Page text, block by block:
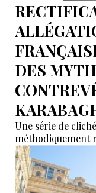
DES
Une série de
méthodiquement